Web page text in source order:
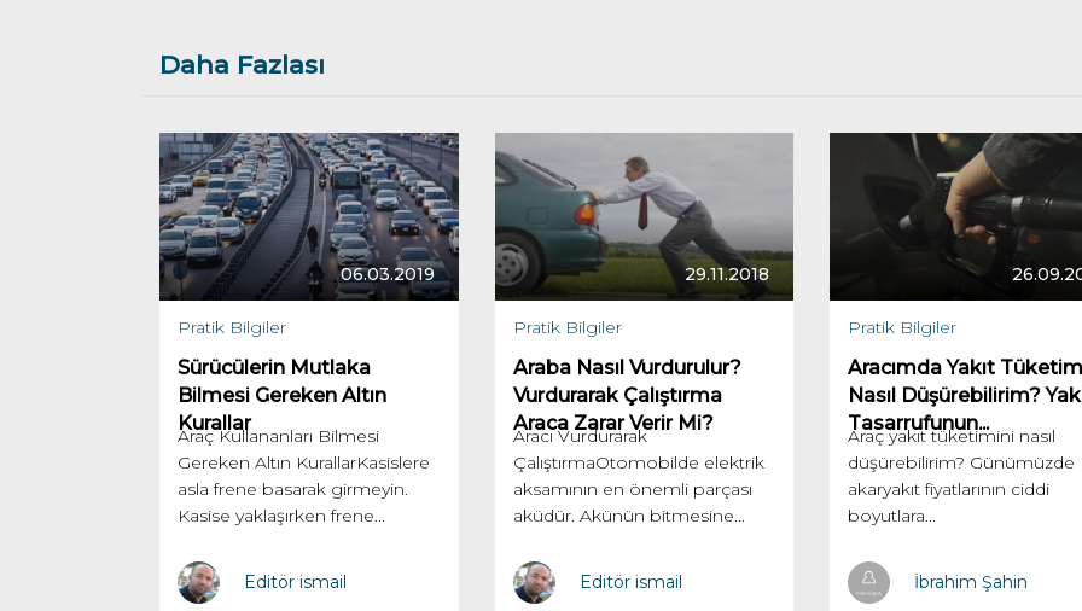
Daha Fazlası
06.03.2019
Pratik Bilgiler
Sürücülerin Mutlaka
Bilmesi Gereken Altın
Kurallar
Araç Kullananları Bilmesi
Gereken Altın KurallarKasislere
asla frene basarak girmeyin.
Kasise yaklaşırken frene...
Editör ismail
29.11.2018
Pratik Bilgiler
Araba Nasıl Vurdurulur?
Vurdurarak Çalıştırma
Araca Zarar Verir Mi?
Aracı Vurdurarak
ÇalıştırmaOtomobilde elektrik
aksamının en önemli parçası
aküdür. Akünün bitmesine...
Editör ismail
Pratik Bilgiler
Aracımda Yakıt
Nasıl Düşürebilirim?
Tasarrufunun...
Araç yakıt tüketimini nasıl
düşürebilirim? Günümüzde
akaryakıt fiyatlarının ciddi
boyutlara...
İbrahim Şahin